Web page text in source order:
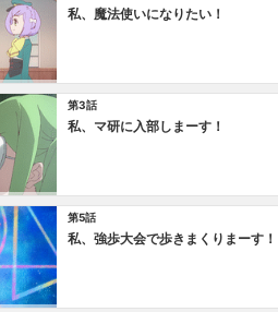
私、魔法使いになりたい！
第3話
私、マ研に入部しまーす！
第5話
私、強歩大会で歩きまくりまーす！